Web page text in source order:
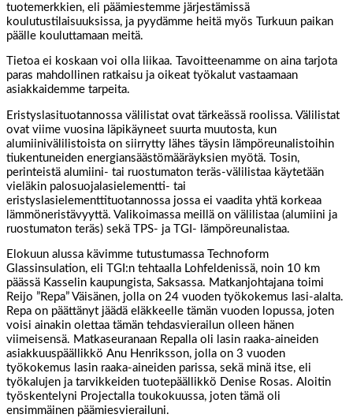
tuotemerkkien, eli päämiestemme järjestämissä
koulutustilaisuuksissa, ja pyydämme heitä myös Turkuun paikan
päälle kouluttamaan meitä.
Tietoa ei koskaan voi olla liikaa. Tavoitteenamme on aina tarjota
paras mahdollinen ratkaisu ja oikeat työkalut vastaamaan
asiakkaidemme tarpeita.
Eristyslasituotannossa välilistat ovat tärkeässä roolissa. Välilistat
ovat viime vuosina läpikäyneet suurta muutosta, kun
alumiinivälilistoista on siirrytty lähes täysin lämpöreunalistoihin
tiukentuneiden energiansäästömääräyksien myötä. Tosin,
perinteistä alumiini- tai ruostumaton teräs-välilistaa käytetään
vieläkin palosuojalasielementti- tai
eristyslasielementtituotannossa jossa ei vaadita yhtä korkeaa
lämmöneristävyyttä. Valikoimassa meillä on välilistaa (alumiini ja
ruostumaton teräs) sekä TPS- ja TGI- lämpöreunalistaa.
Elokuun alussa kävimme tutustumassa Technoform
Glassinsulation, eli TGI:n tehtaalla Lohfeldenissä, noin 10 km
päässä Kasselin kaupungista, Saksassa. Matkanjohtajana toimi
Reijo ”Repa” Väisänen, jolla on 24 vuoden työkokemus lasi-alalta.
Repa on päättänyt jäädä eläkkeelle tämän vuoden lopussa, joten
voisi ainakin olettaa tämän tehdasvierailun olleen hänen
viimeisensä. Matkaseuranaan Repalla oli lasin raaka-aineiden
asiakkuuspäällikkö Anu Henriksson, jolla on 3 vuoden
työkokemus lasin raaka-aineiden parissa, sekä minä itse, eli
työkalujen ja tarvikkeiden tuotepäällikkö Denise Rosas. Aloitin
työskentelyni Projectalla toukokuussa, joten tämä oli
ensimmäinen päämiesvierailuni.